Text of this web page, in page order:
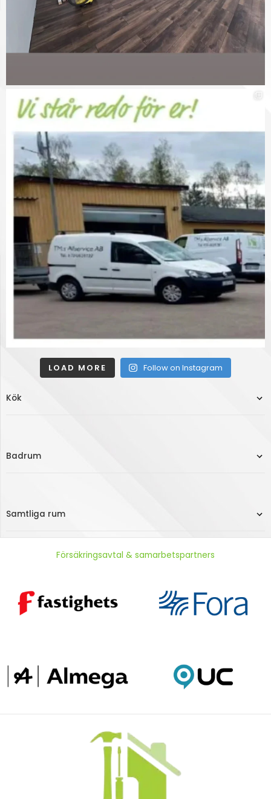
LOAD MORE Follow on Instagram
Kök
Badrum
Samtliga rum
Försäkringsavtal & samarbetspartners